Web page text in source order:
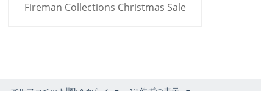
Fireman Collections Christmas Sale